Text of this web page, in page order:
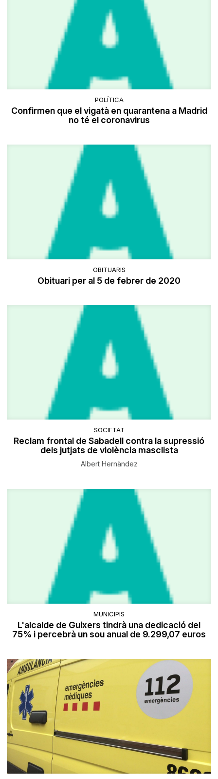
POLÍTICA
Confirmen que el vigatà en quarantena a Madrid
no té el coronavirus
OBITUARIS
Obituari per al 5 de febrer de 2020
SOCIETAT
Reclam frontal de Sabadell contra la supressió
dels jutjats de violència masclista
Albert Hernàndez
MUNICIPIS
L'alcalde de Guixers tindrà una dedicació del
75% i percebrà un sou anual de 9.299,07 euros